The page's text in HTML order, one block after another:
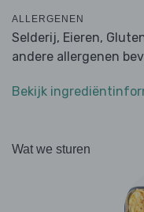
ALLERGENEN
Selderij, Eieren,
andere allergenen
Bekijk
Wat we sturen